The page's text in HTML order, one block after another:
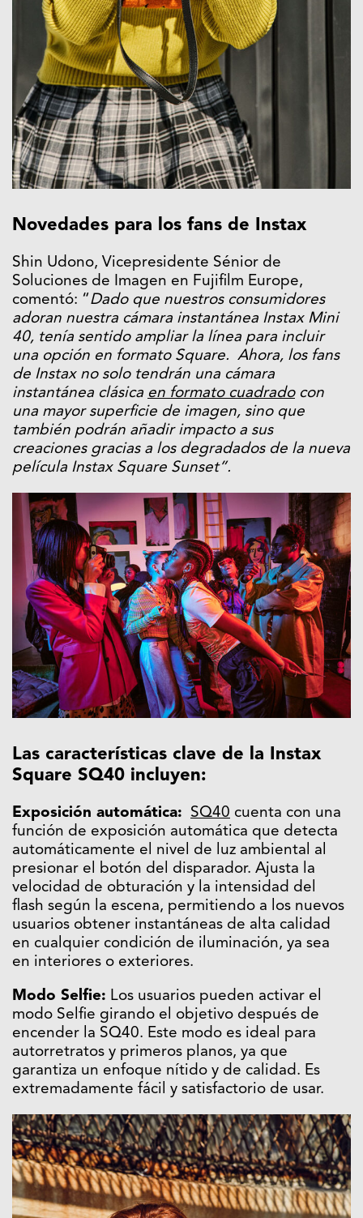
Novedades para los fans de Instax
Shin Udono, Vicepresidente Sénior de
Soluciones de Imagen en Fujifilm Europe,
comentó: “Dado que nuestros consumidores
adoran nuestra cámara instantánea Instax Mini
40, tenía sentido ampliar la línea para incluir
una opción en formato Square. Ahora, los fans
de Instax no solo tendrán una cámara
instantánea clásica en formato cuadradocon
una mayor superficie de imagen, sino que
también podrán añadir impacto a sus
creaciones gracias a los degradados de la nueva
película Instax Square Sunset”.
Las características clave de la Instax
Square SQ40 incluyen:
Exposición automática: SQ40 cuenta con una
función de exposición automática que detecta
automáticamente el nivel de luz ambiental al
presionar el botón del disparador. Ajusta la
velocidad de obturación y la intensidad del
flash según la escena, permitiendo a los nuevos
usuarios obtener instantáneas de alta calidad
en cualquier condición de iluminación, ya sea
en interiores o exteriores.
Modo Selfie: Los usuarios pueden activar el
modo Selfie girando el objetivo después de
encender la SQ40. Este modo es ideal para
autorretratos y primeros planos, ya que
garantiza un enfoque nítido y de calidad. Es
extremadamente fácil y satisfactorio de usar.